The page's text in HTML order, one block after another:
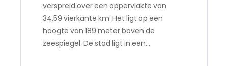
verspreid over een oppervlakte van
34,59 vierkante km. Het ligt op een
hoogte van 189 meter boven de
zeespiegel. De stad ligt in een…